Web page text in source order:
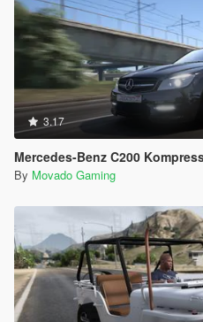
3.17
Mercedes-Benz C200 Kompressor 2012
By Movado Gaming